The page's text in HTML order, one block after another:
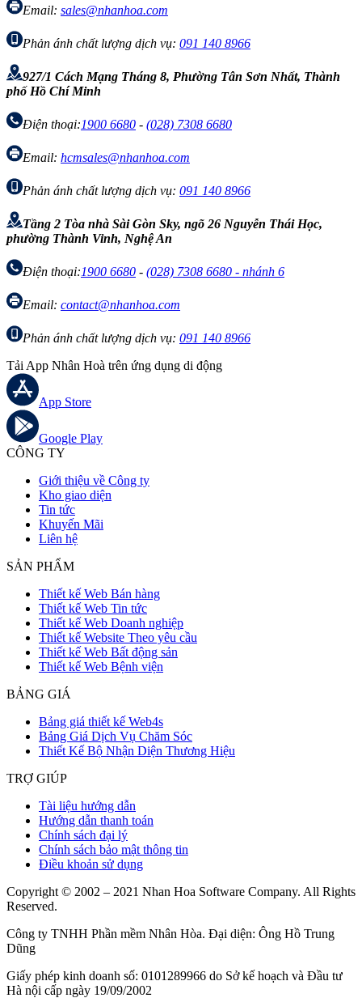
Email: sales@nhanhoa.com
Phản ánh chất lượng dịch vụ: 091 140 8966
927/1 Cách Mạng Tháng 8, Phường Tân Sơn Nhất, Thành
phố Hồ Chí Minh
Điện thoại:1900 6680 - (028) 7308 6680
Email: hcmsales@nhanhoa.com
Phản ánh chất lượng dịch vụ: 091 140 8966
Tầng 2 Tòa nhà Sài Gòn Sky, ngõ 26 Nguyễn Thái Học,
phường Thành Vinh, Nghệ An
Điện thoại:1900 6680 - (028) 7308 6680 - nhánh 6
Email: contact@nhanhoa.com
Phản ánh chất lượng dịch vụ: 091 140 8966
Tải App Nhân Hoà trên ứng dụng di động
App Store
Google Play
CÔNG TY
Giới thiệu về Công ty
Kho giao diện
Tin tức
Khuyến Mãi
Liên hệ
SẢN PHẨM
Thiết kế Web Bán hàng
Thiết kế Web Tin tức
Thiết kế Web Doanh nghiệp
Thiết kế Website Theo yêu cầu
Thiết kế Web Bất động sản
Thiết kế Web Bệnh viện
BẢNG GIÁ
Bảng giá thiết kế Web4s
Bảng Giá Dịch Vụ Chăm Sóc
Thiết Kế Bộ Nhận Diện Thương Hiệu
TRỢ GIÚP
Tài liệu hướng dẫn
Hướng dẫn thanh toán
Chính sách đại lý
Chính sách bảo mật thông tin
Điều khoản sử dụng
Copyright © 2002 – 2021 Nhan Hoa Software Company. All Rights
Reserved.
Công ty TNHH Phần mềm Nhân Hòa. Đại diện: Ông Hồ Trung
Dũng
Giấy phép kinh doanh số: 0101289966 do Sở kế hoạch và Đầu tư
Hà nội cấp ngày 19/09/2002